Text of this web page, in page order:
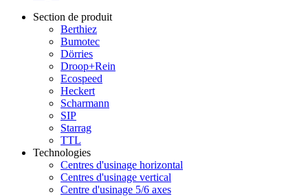
Section de produit
Berthiez
Bumotec
Dörries
Droop+Rein
Ecospeed
Heckert
Scharmann
SIP
Starrag
TTL
Technologies
Centres d'usinage horizontal
Centres d'usinage vertical
Centre d'usinage 5/6 axes